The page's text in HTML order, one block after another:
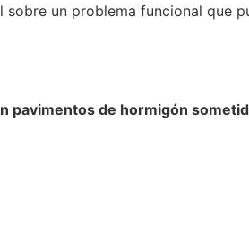
un problema funcional que
pavimentos de hormigón